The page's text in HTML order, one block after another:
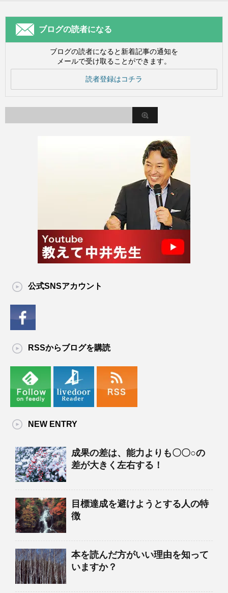
ブログの読者になる
ブログの読者になると新着記事の通知を
メールで受け取ることができます。
読者登録はコチラ
公式SNSアカウント
RSSからブログを購読
NEW ENTRY
成果の差は、能力よりも〇〇○の
差が大きく左右する！
目標達成を避けようとする人の特
徴
本を読んだ方がいい理由を知って
いますか？